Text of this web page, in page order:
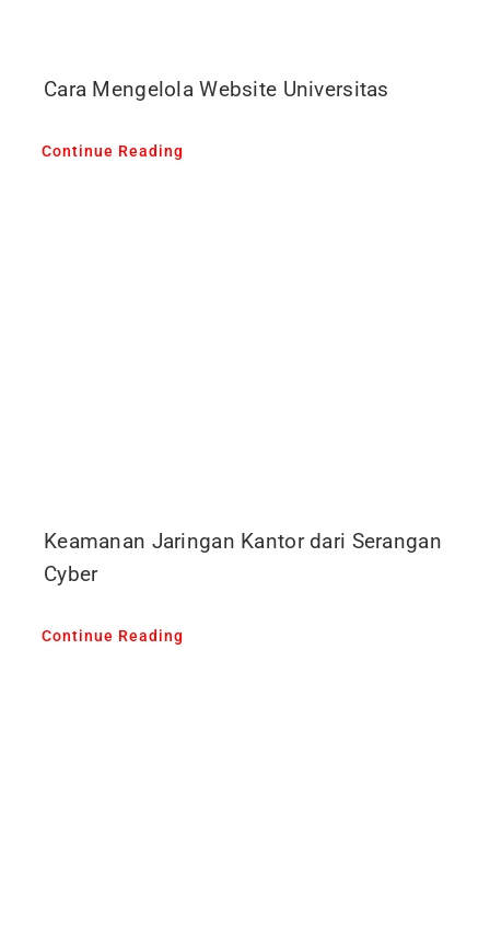
Cara Mengelola Website Universitas
Continue Reading
Keamanan Jaringan Kantor dari Serangan
Cyber
Continue Reading